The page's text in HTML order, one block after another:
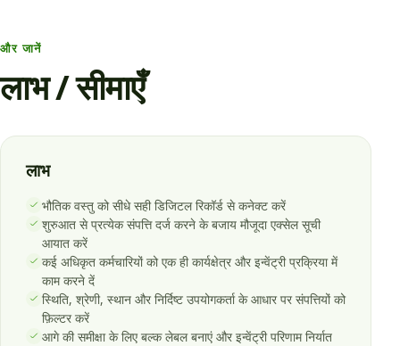
और जानें
लाभ / सीमाएँ
लाभ
भौतिक वस्तु को सीधे सही डिजिटल रिकॉर्ड से कनेक्ट करें
शुरुआत से प्रत्येक संपत्ति दर्ज करने के बजाय मौजूदा एक्सेल सूची
आयात करें
कई अधिकृत कर्मचारियों को एक ही कार्यक्षेत्र और इन्वेंट्री प्रक्रिया में
काम करने दें
स्थिति, श्रेणी, स्थान और निर्दिष्ट उपयोगकर्ता के आधार पर संपत्तियों को
फ़िल्टर करें
आगे की समीक्षा के लिए बल्क लेबल बनाएं और इन्वेंट्री परिणाम निर्यात